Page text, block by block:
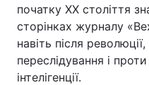
початку XX століття
сторінках журналу
навіть після
переслідування і
інтелігенції.